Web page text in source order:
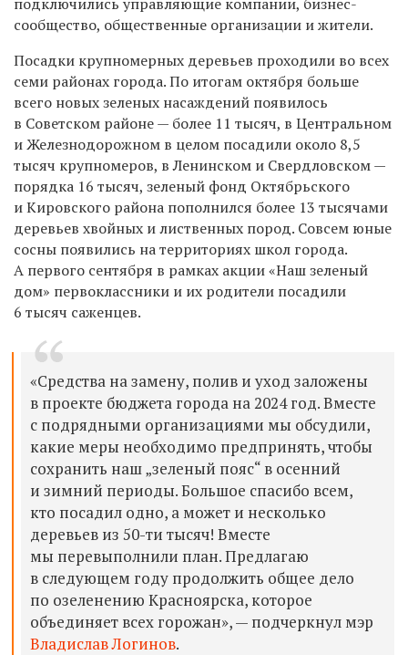
сообщество, общественные организации и жители. ​​
Посадки крупномерных деревьев проходили во всех
семи районах города. По итогам октября больше
всего новых зеленых насаждений появилось
в Советском районе — более 11 тысяч, в Центральном
и Железнодорожном в целом посадили около 8,5
тысяч крупномеров, в Ленинском и Свердловском —
порядка 16 тысяч, зеленый фонд Октябрьского
и Кировского района пополнился более 13 тысячами
деревьев хвойных и лиственных пород. Совсем юные
сосны появились на территориях школ города.
А первого сентября в рамках акции «Наш зеленый
дом» первоклассники и их родители посадили
6 тысяч саженцев.
«Средства на замену, полив и уход заложены
в проекте бюджета города на 2024 год. Вместе
с подрядными организациями мы обсудили,
какие меры необходимо предпринять, чтобы
сохранить наш „зеленый пояс“ в осенний
и зимний периоды. Большое спасибо всем,
кто посадил одно, а может и несколько
деревьев из 50-ти тысяч! Вместе
мы перевыполнили план. Предлагаю
в следующем году продолжить общее дело
по озеленению Красноярска, которое
объединяет всех горожан», — подчеркнул мэр
Владислав Логинов.